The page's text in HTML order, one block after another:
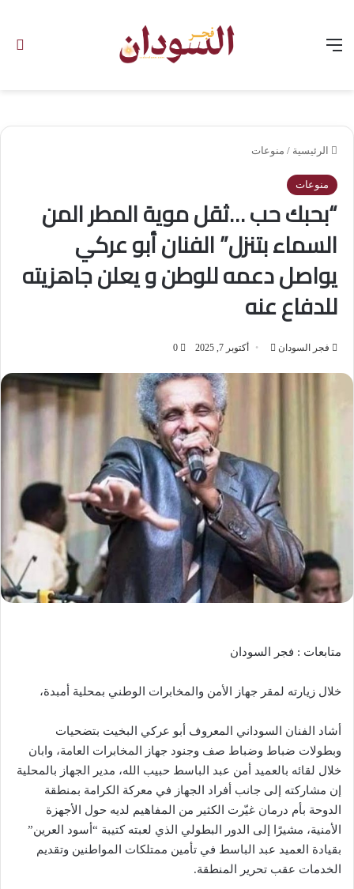
الرئيسية / منوعات
منوعات
“بحبك حب …ثقل موية المطر المن
السماء بتنزل” الفنان أبو عركي
يواصل دعمه للوطن و يعلن جاهزيته
للدفاع عنه
فجر السودان
د
إ
ك
ت
ي
أكتوبر 7, 2025 0
متابعات : فجر السودان
خلال زيارته لمقر جهاز الأمن والمخابرات الوطني بمحلية أمبدة،
أشاد الفنان السوداني المعروف أبو عركي البخيت بتضحيات
وبطولات ضباط وضباط صف وجنود جهاز المخابرات العامة، وابان
خلال لقائه بالعميد أمن عبد الباسط حبيب الله، مدير الجهاز بالمحلية
إن مشاركته إلى جانب أفراد الجهاز في معركة الكرامة بمنطقة
الدوحة بأم درمان غيّرت الكثير من المفاهيم لديه حول الأجهزة
الأمنية، مشيرًا إلى الدور البطولي الذي لعبته كتيبة “أسود العرين”
بقيادة العميد عبد الباسط في تأمين ممتلكات المواطنين وتقديم
الخدمات عقب تحرير المنطقة.